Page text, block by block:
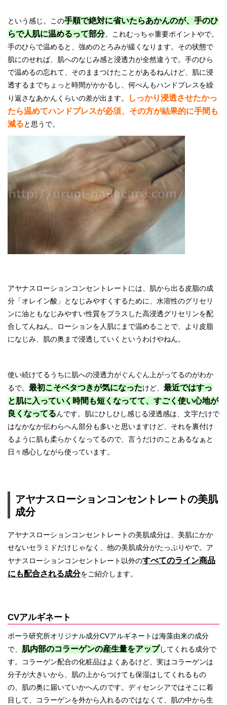
という感じ。この手順で絶対に省いたらあかんのが、手のひ
らで人肌に温めるって部分。これむっちゃ重要ポイントやで。
手のひらで温めると、強めのとろみが緩くなります。その状態で
肌にのせれば、肌へのなじみ感と浸透力が全然違うで。手のひら
で温めるの忘れて、そのままつけたことがあるねんけど、肌に浸
透するまでちょっと時間がかかるし、何べんもハンドプレスを繰
り返さなあかんくらいの差が出ます。
しっかり浸透させたかっ
たら温めてハンドプレスが必須、その方が結果的に手間も
減ると思うで。
アヤナスローションコンセントレートには、肌から出る皮脂の成
分「オレイン酸」となじみやすくするために、水溶性のグリセリ
ンに油ともなじみやすい性質をプラスした高浸透グリセリンを配
合してんねん。ローションを人肌にまで温めることで、より皮脂
になじみ、肌の奥まで浸透していくというわけやねん。
使い続けてるうちに肌への浸透力がぐんぐん上がってるのがわか
るで。 最初こそベタつきが気になったけど、 最近ではすっ
と肌に入っていく時間も短くなってて、すごく使い心地が
良くなってるんです。肌にひしひし感じる浸透感は、文字だけで
はなかなか伝わらへん部分も多いと思いますけど、それを裏付け
るように肌も柔らかくなってるので、言うだけのことあるなぁと
日々感心しながら使っています。
アヤナスローションコンセントレートの美肌
成分
アヤナスローションコンセントレートの美肌成分は、美肌にかか
せないセラミドだけじゃなく、他の美肌成分がたっぷりやで。ア
ヤナスローションコンセントレート以外のすべてのライン商品
にも配合される成分をご紹介します。
CVアルギネート
ポーラ研究所オリジナル成分CVアルギネートは海藻由来の成分
で、 肌内部のコラーゲンの産生量をアップしてくれる成分で
す。コラーゲン配合の化粧品はよくあるけど、実はコラーゲンは
分子が大きいから、肌の上からつけても保湿はしてくれるもの
の、肌の奥に届いていかへんのです。ディセンシアではそこに着
目して、コラーゲンを外から入れるのではなくて、肌の中から生